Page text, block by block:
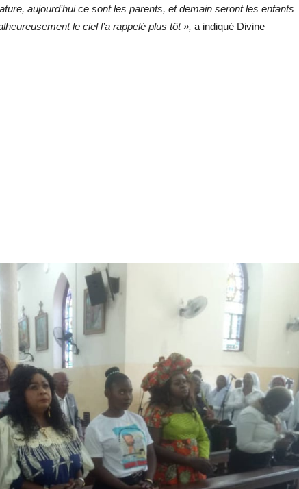
aujourd’hui ce sont les parents, et demain seront les enfants
le ciel l’a rappelé plus tôt », a indiqué Divine